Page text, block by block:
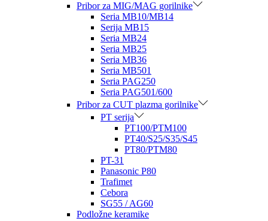
Pribor za MIG/MAG gorilnike
Seria MB10/MB14
Serija MB15
Seria MB24
Seria MB25
Seria MB36
Seria MB501
Seria PAG250
Seria PAG501/600
Pribor za CUT plazma gorilnike
PT serija
PT100/PTM100
PT40/S25/S35/S45
PT80/PTM80
PT-31
Panasonic P80
Trafimet
Cebora
SG55 / AG60
Podložne keramike